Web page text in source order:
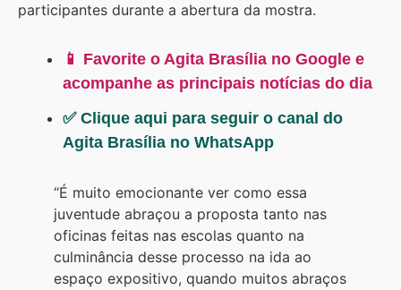
participantes durante a abertura da mostra.
📱 Favorite o Agita Brasília no Google e
acompanhe as principais notícias do dia
✅ Clique aqui para seguir o canal do
Agita Brasília no WhatsApp
“É muito emocionante ver como essa
juventude abraçou a proposta tanto nas
oficinas feitas nas escolas quanto na
culminância desse processo na ida ao
espaço expositivo, quando muitos abraços